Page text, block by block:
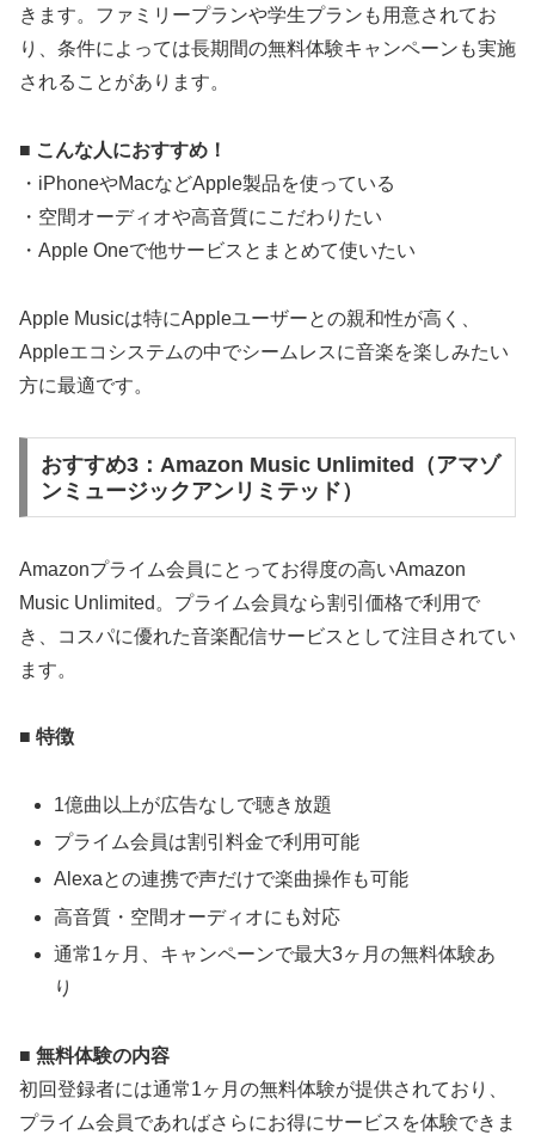
きます。ファミリープランや学生プランも用意されてお
り、条件によっては長期間の無料体験キャンペーンも実施
されることがあります。
■ こんな人におすすめ！
・iPhoneやMacなどApple製品を使っている
・空間オーディオや高音質にこだわりたい
・Apple Oneで他サービスとまとめて使いたい
Apple Musicは特にAppleユーザーとの親和性が高く、
Appleエコシステムの中でシームレスに音楽を楽しみたい
方に最適です。
おすすめ3：Amazon Music Unlimited（アマゾ
ンミュージックアンリミテッド）
Amazonプライム会員にとってお得度の高いAmazon
Music Unlimited。プライム会員なら割引価格で利用で
き、コスパに優れた音楽配信サービスとして注目されてい
ます。
■ 特徴
1億曲以上が広告なしで聴き放題
プライム会員は割引料金で利用可能
Alexaとの連携で声だけで楽曲操作も可能
高音質・空間オーディオにも対応
通常1ヶ月、キャンペーンで最大3ヶ月の無料体験あ
り
■ 無料体験の内容
初回登録者には通常1ヶ月の無料体験が提供されており、
プライム会員であればさらにお得にサービスを体験できま